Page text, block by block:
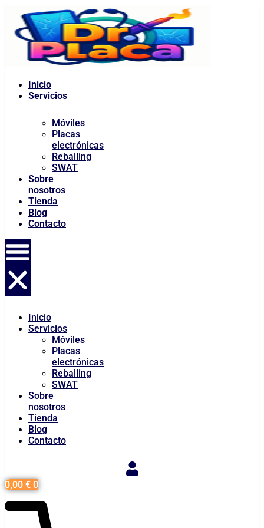
contenido
Inicio
Servicios
Móviles
Placas
electrónicas
Reballing
SWAT
Sobre
nosotros
Tienda
Blog
Contacto
Inicio
Servicios
Móviles
Placas
electrónicas
Reballing
SWAT
Sobre
nosotros
Tienda
Blog
Contacto
0,00 € 0